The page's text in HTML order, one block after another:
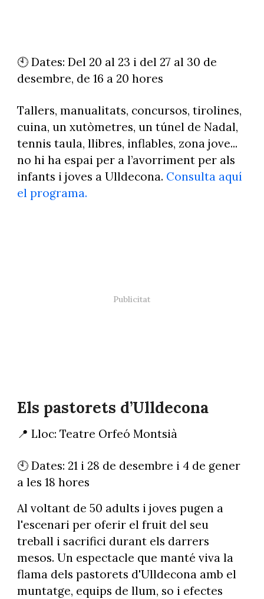
🕙 Dates: Del 20 al 23 i del 27 al 30 de
desembre, de 16 a 20 hores
Tallers, manualitats, concursos, tirolines,
cuina, un xutòmetres, un túnel de Nadal,
tennis taula, llibres, inflables, zona jove...
no hi ha espai per a l’avorriment per als
infants i joves a Ulldecona. Consulta aquí
el programa.
Els pastorets d’Ulldecona
📍 Lloc: Teatre Orfeó Montsià
🕙 Dates: 21 i 28 de desembre i 4 de gener
a les 18 hores
Al voltant de 50 adults i joves pugen a
l'escenari per oferir el fruit del seu
treball i sacrifici durant els darrers
mesos. Un espectacle que manté viva la
flama dels pastorets d'Ulldecona amb el
muntatge, equips de llum, so i efectes